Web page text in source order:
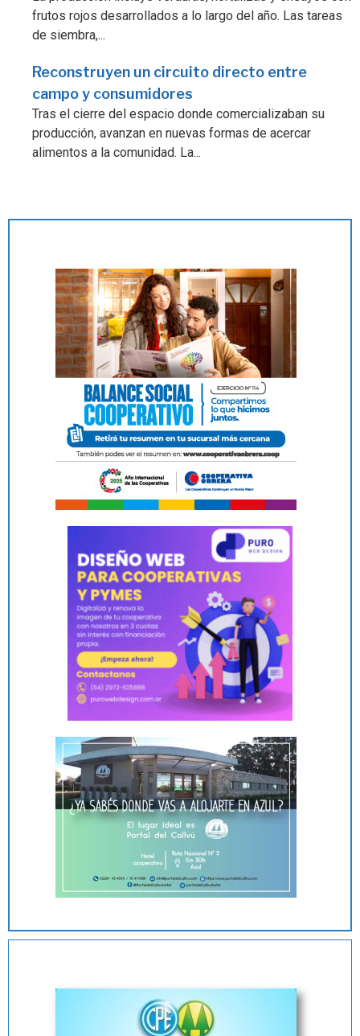
frutos rojos desarrollados a lo largo del año. Las tareas
de siembra,...
Reconstruyen un circuito directo entre
campo y consumidores
Tras el cierre del espacio donde comercializaban su
producción, avanzan en nuevas formas de acercar
alimentos a la comunidad. La...